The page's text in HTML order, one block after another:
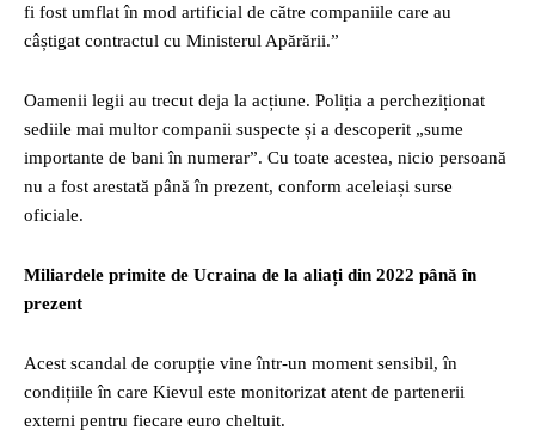
fi fost umflat în mod artificial de către companiile care au
câștigat contractul cu Ministerul Apărării.”
Oamenii legii au trecut deja la acțiune. Poliția a percheziționat
sediile mai multor companii suspecte și a descoperit „sume
importante de bani în numerar”. Cu toate acestea, nicio persoană
nu a fost arestată până în prezent, conform aceleiași surse
oficiale.
Miliardele primite de Ucraina de la aliați din 2022 până în
prezent
Acest scandal de corupție vine într-un moment sensibil, în
condițiile în care Kievul este monitorizat atent de partenerii
externi pentru fiecare euro cheltuit.